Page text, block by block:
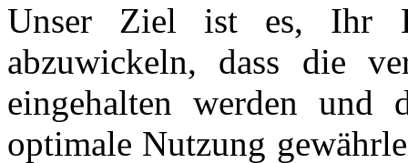
Unser Ziel ist es, Ihr
abzuwickeln, dass die
eingehalten werden und
optimale Nutzung